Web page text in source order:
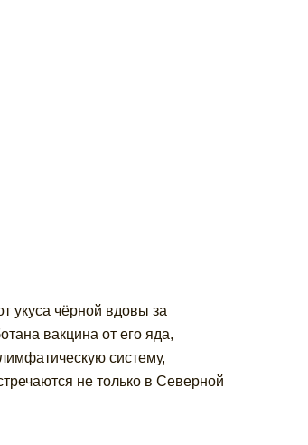
укуса чёрной вдовы за
вакцина от его яда,
систему,
не только в Северной